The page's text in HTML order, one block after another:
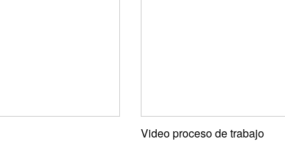
Video proceso de trabajo